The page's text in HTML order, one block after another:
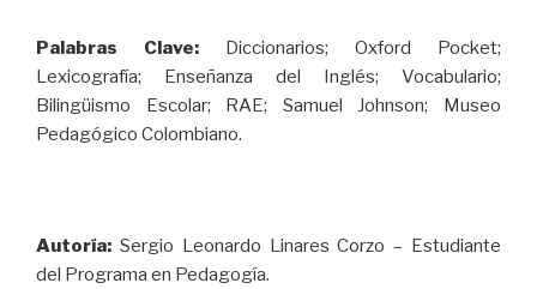
Palabras Clave:
Diccionarios; Oxford Pocket;
Lexicografía; Enseñanza del Inglés; Vocabulario;
Bilingüismo Escolar; RAE; Samuel Johnson; Museo
Pedagógico Colombiano.
Autoría: Sergio Leonardo Linares Corzo – Estudiante
del Programa en Pedagogía.